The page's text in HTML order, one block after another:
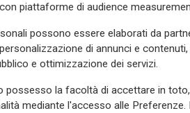
piattaforme di audience
possono essere elaborati da
di annunci e
e ottimizzazione dei servizi.
possesso la facoltà di accettare in
mediante l'accesso alle